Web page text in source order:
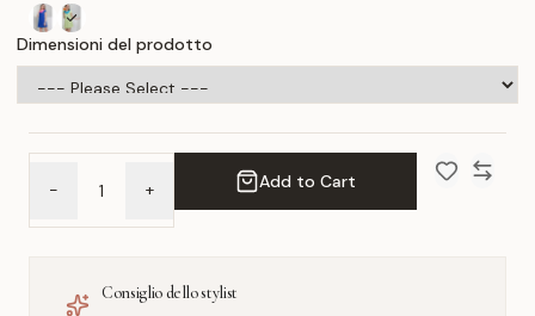
Dimensioni del prodotto
- + Add to Cart
Consiglio dello stylist